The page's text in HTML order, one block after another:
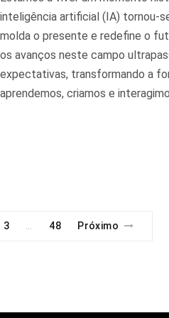
inteligência artificial (IA) tornou-
molda o presente e redefine o
os avanços neste campo
expectativas, transformando a
aprendemos, criamos e
3 … 48 Próximo